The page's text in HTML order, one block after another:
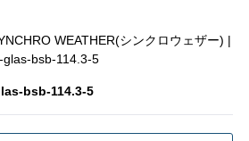
WEATHER(シンクロウェザー) |
bsb-114.3-5
bsb-114.3-5